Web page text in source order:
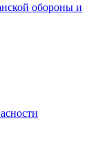
обороны и